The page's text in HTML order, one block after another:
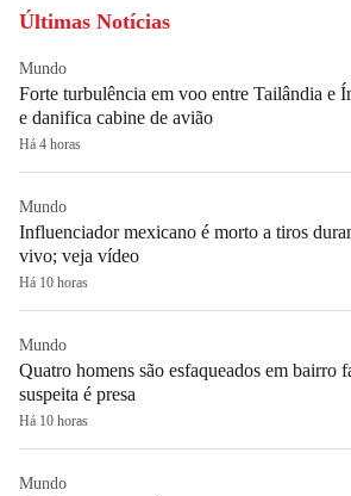
Últimas Notícias
Mundo
Forte turbulência em voo entre Tailândia e
e danifica cabine de avião
Há 4 horas
Mundo
Influenciador mexicano é morto a tiros
vivo; veja vídeo
Há 10 horas
Mundo
Quatro homens são esfaqueados em bairro
suspeita é presa
Há 10 horas
Mundo